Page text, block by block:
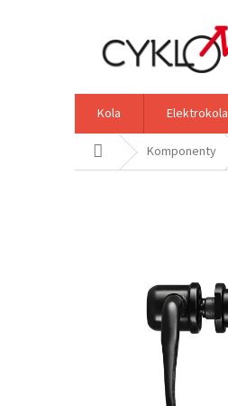
Kola Elektrokola
Domů Komponenty